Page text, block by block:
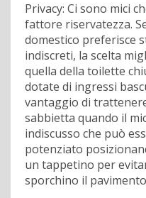
Privacy: Ci sono mici
fattore riservatezza.
domestico preferisce
indiscreti, la scelta
quella della toilette
dotate di ingressi
vantaggio di
sabbietta quando il
indiscusso che può
potenziato
un tappetino per
sporchino il